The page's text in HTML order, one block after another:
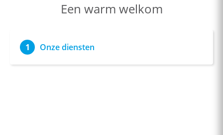
Een warm welkom
Onze diensten